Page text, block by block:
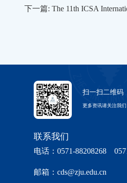
下一篇: The 11th ICSA
扫一扫二维码
更多资讯请关注我们
联系我们
电话：0571-88208268
邮箱：cds@zju.edu.cn